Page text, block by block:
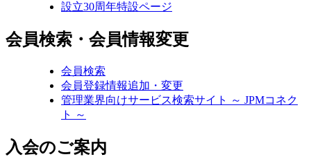
設立30周年特設ページ
会員検索・会員情報変更
会員検索
会員登録情報追加・変更
管理業界向けサービス検索サイト ～ JPMコネク
ト ～
入会のご案内